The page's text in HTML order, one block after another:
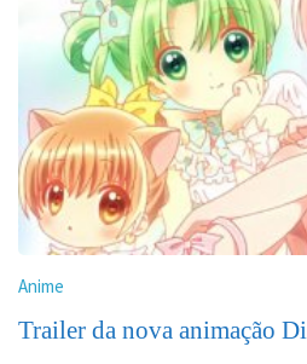
Anime
Trailer da nova animação